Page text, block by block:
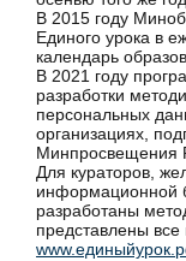
В 2015 году
Единого урока в
календарь
В 2021 году
разработки
персональных
организациях,
Минпросвещения
Для кураторов,
информационной
разработаны
представлены